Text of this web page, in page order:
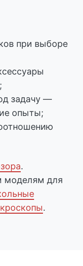
при выборе
задачу —
опыты;
.
моделям для
.